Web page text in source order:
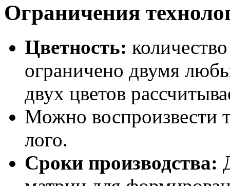
Ограничения
Цветность:
ограничено двумя
двух цветов
Можно воспроизвести
лого.
Сроки производства: